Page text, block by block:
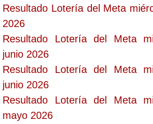
Resultado Lotería del Meta
2026
Resultado Lotería del Meta
junio 2026
Resultado Lotería del Meta
junio 2026
Resultado Lotería del Meta
mayo 2026